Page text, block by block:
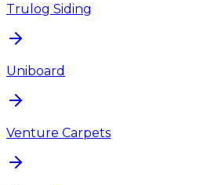
Trulog Siding
Uniboard
Venture Carpets